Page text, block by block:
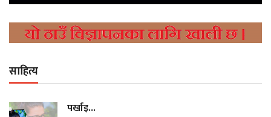
साहित्य
पर्खाइ...